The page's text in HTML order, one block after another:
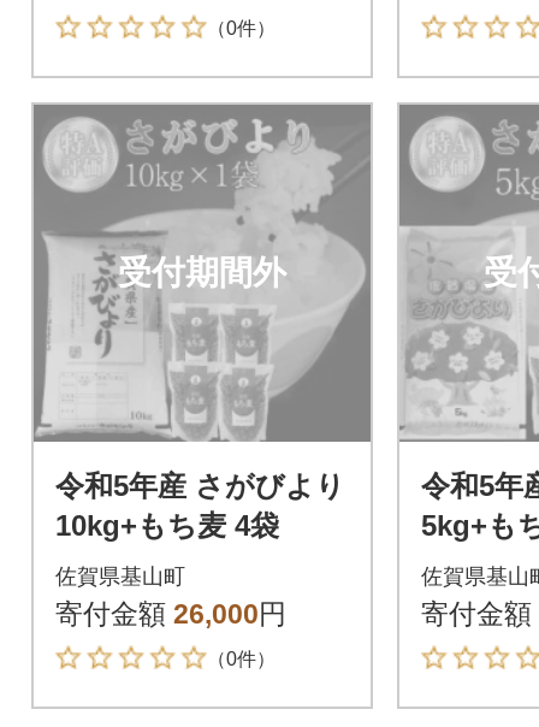
（0件）
受付期間外
令和5年産 さがびより
10kg+もち麦 4袋
佐賀県基山町
寄付金額 26,000円
（0件）
受
令和5年
5kg+も
佐賀県基山
寄付金額